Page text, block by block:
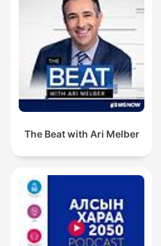
The Beat with Ari Melber